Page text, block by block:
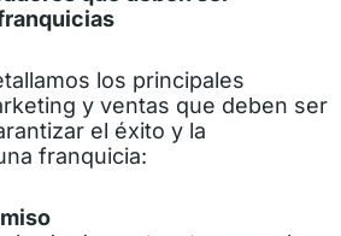
los principales
y ventas que deben ser
el éxito y la
franquicia: